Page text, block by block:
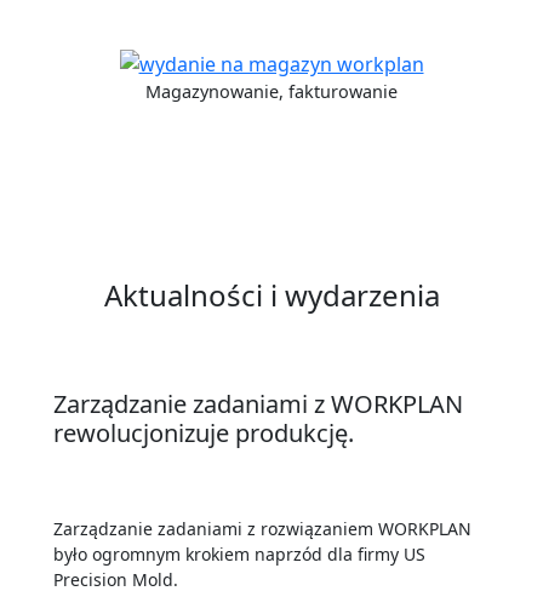
Magazynowanie, fakturowanie
Aktualności i wydarzenia
Zarządzanie zadaniami z WORKPLAN
rewolucjonizuje produkcję.
Zarządzanie zadaniami z rozwiązaniem WORKPLAN
było ogromnym krokiem naprzód dla firmy US
Precision Mold.